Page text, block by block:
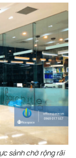
sảnh chờ rộng rãi